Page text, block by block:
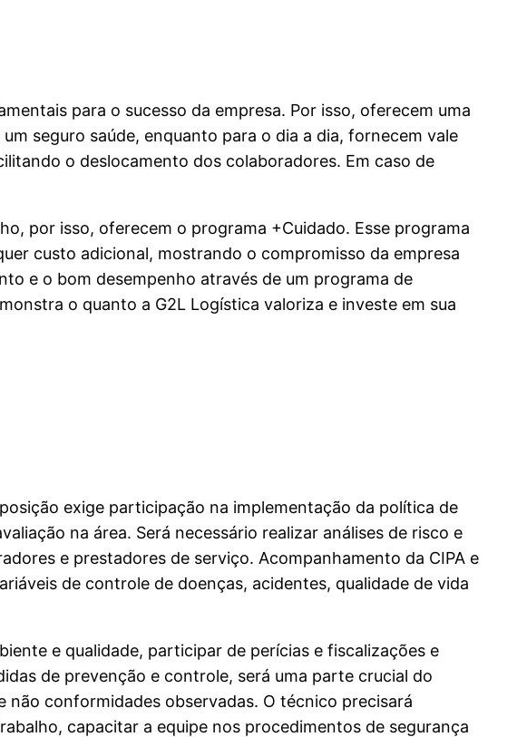
para o sucesso da empresa. Por isso, oferecem uma
seguro saúde, enquanto para o dia a dia, fornecem vale
o deslocamento dos colaboradores. Em caso de
por isso, oferecem o programa +Cuidado. Esse programa
custo adicional, mostrando o compromisso da empresa
e o bom desempenho através de um programa de
o quanto a G2L Logística valoriza e investe em sua
exige participação na implementação da política de
na área. Será necessário realizar análises de risco e
e prestadores de serviço. Acompanhamento da CIPA e
de controle de doenças, acidentes, qualidade de vida
e qualidade, participar de perícias e fiscalizações e
de prevenção e controle, será uma parte crucial do
conformidades observadas. O técnico precisará
capacitar a equipe nos procedimentos de segurança